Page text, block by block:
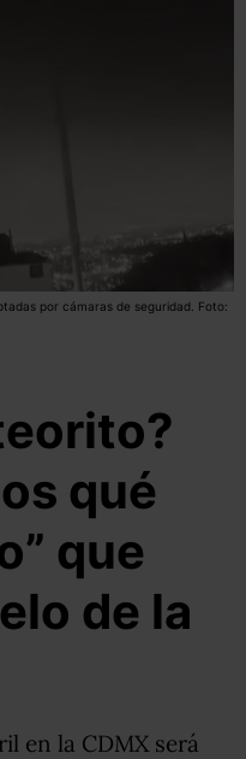
por cámaras de seguridad. Foto:
qué
que
de la
en la CDMX será